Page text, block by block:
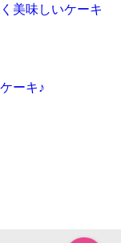
美味しいケーキ
ーキ♪